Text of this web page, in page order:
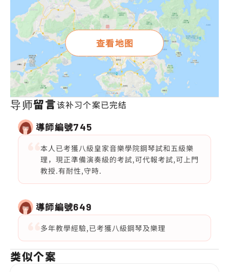
查看地图
导师留言该补习个案已完结
導師編號745
本人已考獲八級皇家音樂學院鋼琴試和五級樂
理，現正準備演奏級的考試,可代報考試,可上門
教授.有耐性,守時.
導師編號649
多年教學經驗,已考獲八級鋼琴及樂理
类似个案